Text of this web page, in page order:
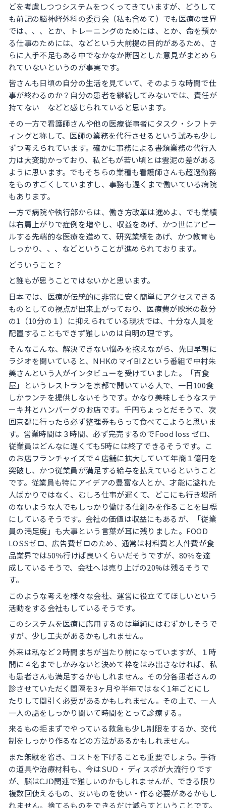
どを考慮しつつシステムをつくってきていますが、どうして
も前記の脳神経外科の委員会（私も含めて）でも医療の世界
では、、、とか、トレーニングのためには、とか、命を預か
る仕事のためには、などという大前提の目的があるため、さ
らに人手不足もある中でなかなか断固とした意見がまとめら
れていないというのが事実です。
皆さんも日頃の自分の生活を見ていて、そのような時間で仕
事が終わるのか？自分の患者を継続してみないでは、責任が
持てない などと感じられていると思います。
その一方で看護師さんや他の医療従事者にタスク・シフトテ
ィングと称して、医師の業務を代行させるという試みも少し
ずつ考えられています。確かに事務による書類業務の代行入
力は大変助かっており、私どもが若い頃とは雲泥の差がある
ように思います。でもそちらの業種も看護師さんも超過勤務
をものすごくしていますし、事務も遅くまで働いている病院
もあります。
一方で病院や執行部からは、働き方改革は進めよ、でも業績
は右肩上がりで症例を増やし、収益をあげ、かつ世にアピー
ルする先端的な医療を進めて、研究業績をあげ、かつ教育も
しっかり、、、などということが進められております。
どういうこと？
と誰もが思うことではないかと思います。
日本では、医療が伝統的に非常に安く簡単にアクセスできる
ものとしての視点が出来上がっており、医療費が欧米の数分
の1（10分の１）に抑えられている現状では、十分な人員を
配置することもできず難しいのは自明の理です。
そんなこんな、解決できない悩みを抱えながら、先日早朝に
ラジオを聞いていると、NHKのマイBIZという番組で中村朱
美さんという人がインタビューを受けていました。「百食
屋」というレストランを京都で開いている人で、一日100食
しかランチを提供しないそうです。かなり美味しそうなステ
ーキ丼とハンバーグのお店です。千円ちょっとだそうで、次
回京都に行ったら必ず整理券もらって食べてこようと思いま
す。営業時間は３時間、必ず完売するのでFood loss ゼロ、
従業員はどんなに遅くても5時には終了できるそうです。こ
のお店フランチャイズで４店舗に拡大していて年商１億円を
突破し、かつ従業員が満足する給与を払えているということ
です。従業員も特にアイデアの豊富な人とか、才能に溢れた
人ばかりではなく、むしろ仕事が遅くて、どこにも行き場所
のないような人でもしっかり働ける仕組みを作ることを目標
にしているそうです。会社の価値は収益にもあるが、「従業
員の満足度」も大事という言葉が耳に残りました。FOOD
LOSSゼロ、広告費ゼロのため、通常は材料費と人件費が食
品業界では50％行けば良いくらいだそうですが、80％を達
成しているそうで、会社へは売り上げの20%は残るそうで
す。
このような考えを様々な会社、運営に役立ててほしいという
活動をする会社もしているそうです。
このシステムを医療に応用するのは単純にはむずかしそうで
すが、少し工夫があるかもしれません。
外来は私など２時間まちが当たり前になっていますが、１時
間に４名までしかみないと決めて枠をはみ出さなければ、私
も患者さんも満足するかもしれません。その分各患者さんの
診させていただく間隔を3ヶ月や半年ではなく1年ごとにし
たりして間引く必要があるかもしれません。その上で、一人
一人の話をしっかり聞いて時間をとって診療する。
来るもの拒まずでやっている救急も少し制限をするか、交代
制をしっかり作るなどの方法があるかもしれません。
また無駄を省き、コストを下げることも重要でしょう。手術
の道具や治療材料も、今はSUD・ ディスポが大流行りです
が、脳はCJD関連で難しいのかもしれませんが、できる限り
複数回使えるもの、安いものを使い・作る必要があるかもし
れません。捨てるものをできるだけ減らすということです。